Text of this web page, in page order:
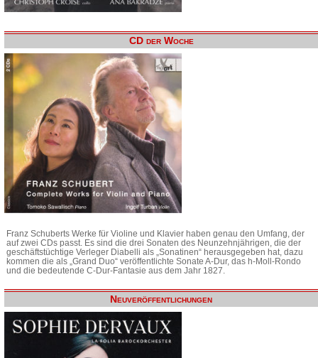
CD der Woche
Franz Schuberts Werke für Violine und Klavier haben genau den Umfang, der
auf zwei CDs passt. Es sind die drei Sonaten des Neunzehnjährigen, die der
geschäftstüchtige Verleger Diabelli als „Sonatinen“ herausgegeben hat, dazu
kommen die als „Grand Duo“ veröffentlichte Sonate A-Dur, das h-Moll-Rondo
und die bedeutende C-Dur-Fantasie aus dem Jahr 1827.
Neuveröffentlichungen